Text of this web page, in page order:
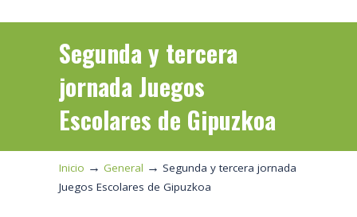
Segunda y tercera
jornada Juegos
Escolares de Gipuzkoa
Inicio → General → Segunda y tercera jornada
Juegos Escolares de Gipuzkoa